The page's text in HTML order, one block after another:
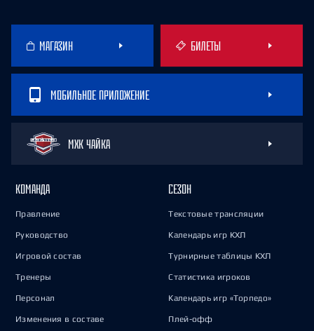
МАГАЗИН БИЛЕТЫ
МОБИЛЬНОЕ ПРИЛОЖЕНИЕ
МХК ЧАЙКА
КОМАНДА
Правление
Руководство
Игровой состав
Тренеры
Персонал
Изменения в составе
СЕЗОН
Текстовые трансляции
Календарь игр КХЛ
Турнирные таблицы КХЛ
Статистика игроков
Календарь игр «Торпедо»
Плей-офф